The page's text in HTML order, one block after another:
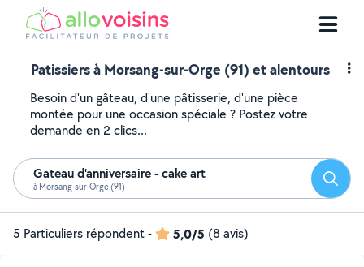
Patissiers à Morsang-sur-Orge (91) et alentours
Besoin d'un gâteau, d'une pâtisserie, d'une pièce
montée pour une occasion spéciale ? Postez votre
demande en 2 clics...
Gateau d'anniversaire - cake art
à Morsang-sur-Orge (91)
5 Particuliers répondent- 5,0/5 (8 avis)